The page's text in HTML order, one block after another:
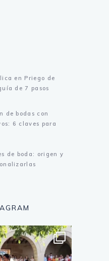
en Priego de
de 7 pasos
de bodas con
6 claves para
de boda: origen y